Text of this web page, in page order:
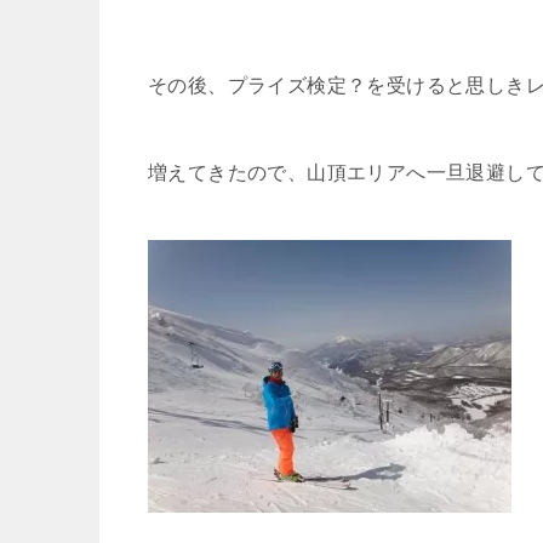
その後、プライズ検定？を受けると思しき
増えてきたので、山頂エリアへ一旦退避して